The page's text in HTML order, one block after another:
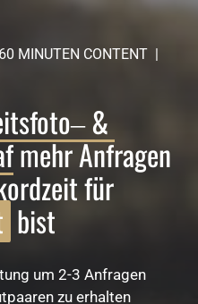
MINUTEN CONTENT  |
mehr Anfragen
bist
um 2-3 Anfragen
zu erhalten